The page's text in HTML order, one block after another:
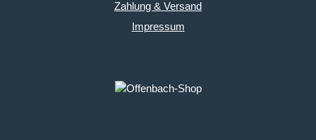
Zahlung & Versand
Impressum